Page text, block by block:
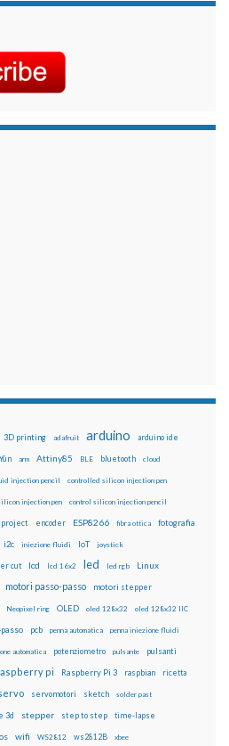
3D printing adafruit arduino arduino ide
arm Attiny85 BLE bluetooth cloud
injection pencil controlled silicon injection pen
injection pen control silicon injection pencil
encoder ESP8266 fibra ottica fotografia
i2c iniezione fluidi IoT joystick
cut lcd lcd 16x2 led led rgb Linux
motori passo-passo motori stepper
Neopixel ring OLED oled 128x32 oled 128x32 IIC
pcb penna automatica penna iniezione fluidi
automatica potenziometro pulsante pulsanti
pi Raspberry Pi 3 raspbian ricetta
servomotori sketch solder past
3d stepper step to step time-lapse
wifi WS2812 ws2812B xbee